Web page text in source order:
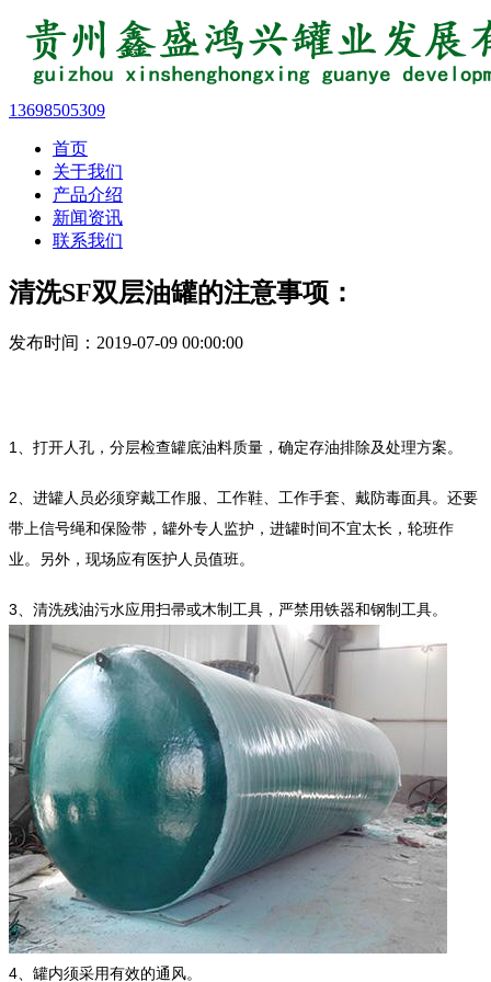
13698505309
首页
关于我们
产品介绍
新闻资讯
联系我们
清洗SF双层油罐的注意事项：
发布时间：2019-07-09 00:00:00
1、打开人孔，分层检查罐底油料质量，确定存油排除及处理方案。
2、进罐人员必须穿戴工作服、工作鞋、工作手套、戴防毒面具。还要
带上信号绳和保险带，罐外专人监护，进罐时间不宜太长，轮班作
业。另外，现场应有医护人员值班。
3、清洗残油污水应用扫帚或木制工具，严禁用铁器和钢制工具。
4、罐内须采用有效的通风。